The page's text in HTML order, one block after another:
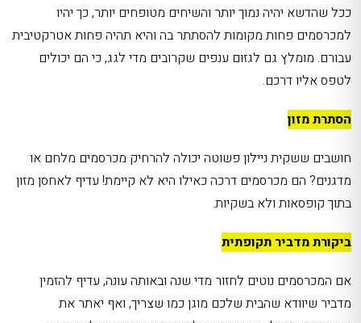
ככל שהדשא יהיה נמוך יותר והשיחים מטופחים יותר, כך יהיו
למכרסמים פחות מקומות להסתתר בה והיא תהיה פחות אטרקטיבית
עבורם. מומלץ גם לגזום ענפים שקרובים מדי לגג, כי הם יכולים
לטפס אליו דרכם.
הסתרת מזון
חושבים ששקית ניילון פשוטה יכולה להרחיק מכרסמים מלחם או
מדגנים? הם מכרסמים דרכה כאילו היא לא קיימת! עדיף לאחסן מזון
בתוך קופסאות ולא בשקיות.
ביקורת מדביר תקופתית
אם המכרסמים נוטים לחזור מדי שנה ובאותה עונה, עדיף להזמין
מדביר שיוודא שהבית שלכם מוגן כמו שצריך, ואף יאתר את